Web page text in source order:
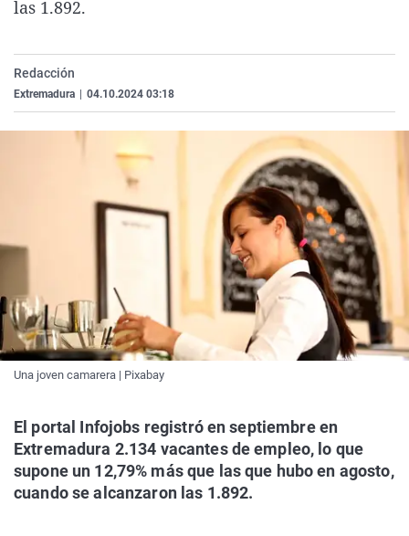
Operación Viuda
Navarra
País Vasco
las 1.892.
Redacción
Extremadura 04.10.2024 03:18
Una joven camarera | Pixabay
El portal Infojobs registró en septiembre en
Extremadura 2.134 vacantes de empleo, lo que
supone un 12,79% más que las que hubo en agosto,
cuando se alcanzaron las 1.892.